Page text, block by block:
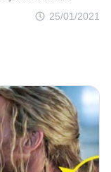
25/01/2021
(dans la plupart
habituel des